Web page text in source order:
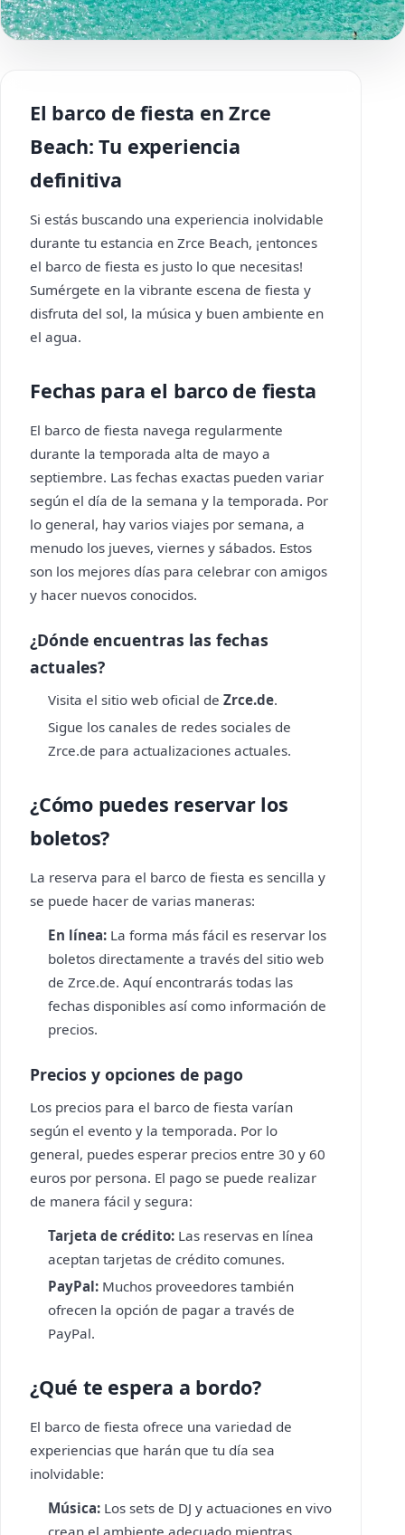
El barco de fiesta en Zrce
Beach: Tu experiencia
definitiva
Si estás buscando una experiencia inolvidable
durante tu estancia en Zrce Beach, ¡entonces
el barco de fiesta es justo lo que necesitas!
Sumérgete en la vibrante escena de fiesta y
disfruta del sol, la música y buen ambiente en
el agua.
Fechas para el barco de fiesta
El barco de fiesta navega regularmente
durante la temporada alta de mayo a
septiembre. Las fechas exactas pueden variar
según el día de la semana y la temporada. Por
lo general, hay varios viajes por semana, a
menudo los jueves, viernes y sábados. Estos
son los mejores días para celebrar con amigos
y hacer nuevos conocidos.
¿Dónde encuentras las fechas
actuales?
Visita el sitio web oficial de Zrce.de.
Sigue los canales de redes sociales de
Zrce.de para actualizaciones actuales.
¿Cómo puedes reservar los
boletos?
La reserva para el barco de fiesta es sencilla y
se puede hacer de varias maneras:
En línea: La forma más fácil es reservar los
boletos directamente a través del sitio web
de Zrce.de. Aquí encontrarás todas las
fechas disponibles así como información de
precios.
Precios y opciones de pago
Los precios para el barco de fiesta varían
según el evento y la temporada. Por lo
general, puedes esperar precios entre 30 y 60
euros por persona. El pago se puede realizar
de manera fácil y segura:
Tarjeta de crédito: Las reservas en línea
aceptan tarjetas de crédito comunes.
PayPal: Muchos proveedores también
ofrecen la opción de pagar a través de
PayPal.
¿Qué te espera a bordo?
El barco de fiesta ofrece una variedad de
experiencias que harán que tu día sea
inolvidable:
Música: Los sets de DJ y actuaciones en vivo
crean el ambiente adecuado mientras